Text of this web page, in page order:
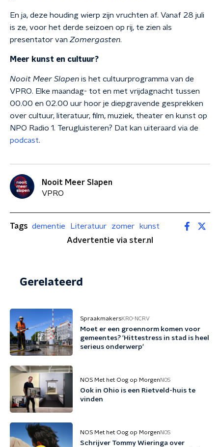
En ja, deze houding wierp zijn vruchten af. Vanaf 28 juli
is ze, voor het derde seizoen op rij, te zien als
presentator van Zomergasten.
Meer kunst en cultuur?
Nooit Meer Slapen is het cultuurprogramma van de
VPRO. Elke maandag- tot en met vrijdagnacht tussen
00.00 en 02.00 uur hoor je diepgravende gesprekken
over cultuur, literatuur, film, muziek, theater en kunst op
NPO Radio 1. Terugluisteren? Dat kan uiteraard via de
podcast.
Nooit Meer Slapen
VPRO
Tags dementie Literatuur zomer
kunst
Advertentie via ster.nl
Gerelateerd
SpraakmakersKRO-NCRV
Moet er een groennorm komen voor
gemeentes? 'Hittestress in stad is heel
serieus onderwerp'
NOS Met het Oog op Morgen NOS
Ook in Ohio is een Rietveld-huis te
vinden
NOS Met het Oog op Morgen NOS
Schrijver Tommy Wieringa over